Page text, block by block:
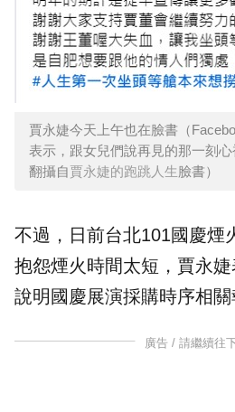
賈永婕今天上午也在臉書（
表示，跟女兒們說再見的那一刻
翻攝自賈永婕的跑跳人生臉書）
不過，日前台北101國慶煙
抱怨煙火時間太短，賈永
說明國慶展演採購時序相關
廣告 / 請繼續往